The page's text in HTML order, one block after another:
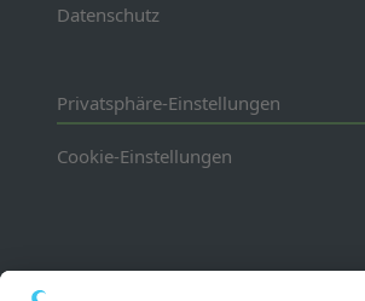
Datenschutz
Privatsphäre-Einstellungen
Cookie-Einstellungen